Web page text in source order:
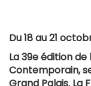
Du 18 au 21
La 39e édition
Contemporain,
Grand Palais. La